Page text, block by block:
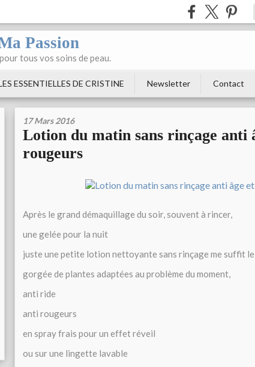
Passion
tous vos soins de peau.
ESSENTIELLES DE CRISTINE Newsletter Contact
17 Mars 2016
Lotion du matin sans rinçage anti
rougeurs
Après le grand démaquillage du soir, souvent à rincer,
une gelée pour la nuit
juste une petite lotion nettoyante sans rinçage me suffit
gorgée de plantes adaptées au problème du moment,
anti ride
anti rougeurs
en spray frais pour un effet réveil
ou sur une lingette lavable